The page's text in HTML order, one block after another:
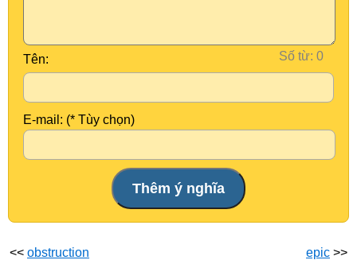
Số từ:
Tên:
E-mail: (* Tùy chọn)
<< obstruction epic >>